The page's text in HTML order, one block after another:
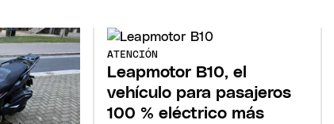
ATENCIÓN
Leapmotor B10, el
vehículo para pasajeros
100 % eléctrico más